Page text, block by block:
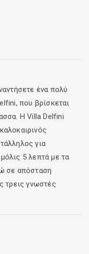
ένα πολύ
που βρίσκεται
H Villa Delfini
για
5 λεπτά με τα
σε απόσταση
τρεις γνωστές